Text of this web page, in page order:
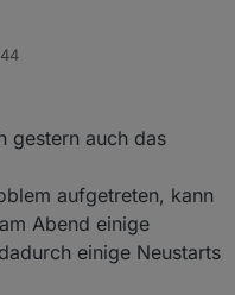
Version P10_2024_024.
lediglich noch ein
keinerlei Verbindung
Wesentlichen zwei neue
jetzt auch die Batterie
der Wallbox priorisieren
SOC einstellen, bis zu
kann man jetzt für
dass die Batterie
Restart vom iobroker
damit kämpft, probiert's
gestern auch das
aufgetreten, kann
Abend einige
einige Neustarts